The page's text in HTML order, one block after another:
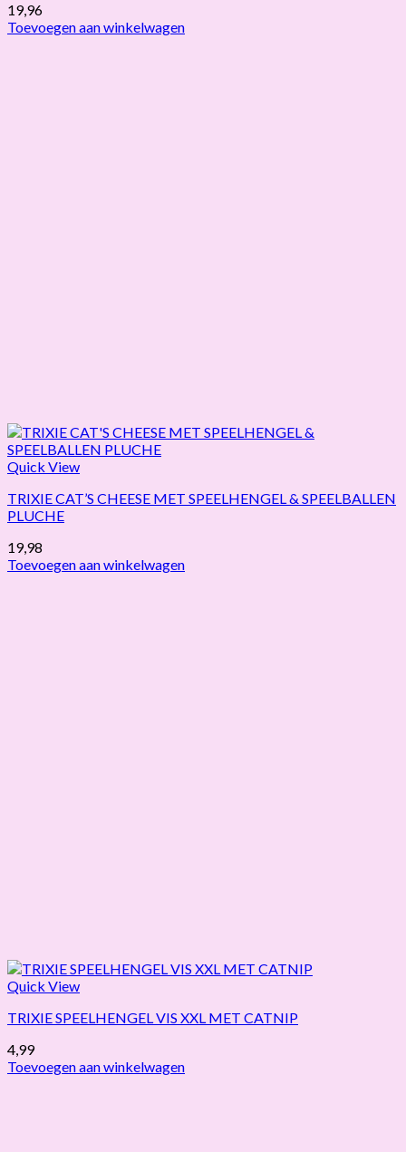
19,96
Toevoegen aan winkelwagen
Quick View
TRIXIE CAT’S CHEESE MET SPEELHENGEL & SPEELBALLEN
PLUCHE
19,98
Toevoegen aan winkelwagen
Quick View
TRIXIE SPEELHENGEL VIS XXL MET CATNIP
4,99
Toevoegen aan winkelwagen